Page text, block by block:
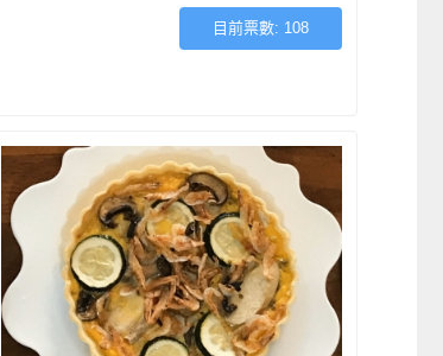
目前票數: 108